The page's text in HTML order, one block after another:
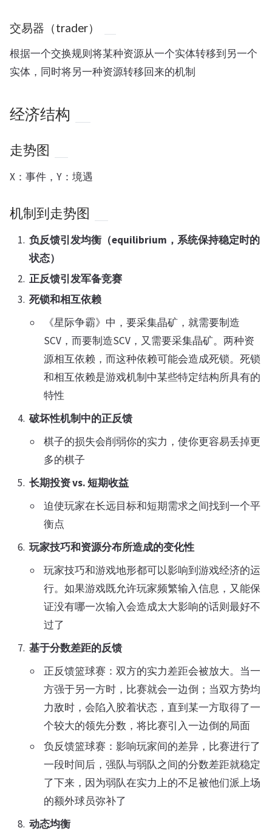
交易器（trader）
根据一个交换规则将某种资源从一个实体转移到另一个
实体，同时将另一种资源转移回来的机制
经济结构
走势图
X：事件，Y：境遇
机制到走势图
负反馈引发均衡（equilibrium，系统保持稳定时的
状态）
正反馈引发军备竞赛
死锁和相互依赖
《星际争霸》中，要采集晶矿，就需要制造
SCV，而要制造SCV，又需要采集晶矿。两种资
源相互依赖，而这种依赖可能会造成死锁。死锁
和相互依赖是游戏机制中某些特定结构所具有的
特性
破坏性机制中的正反馈
棋子的损失会削弱你的实力，使你更容易丢掉更
多的棋子
长期投资 vs. 短期收益
迫使玩家在长远目标和短期需求之间找到一个平
衡点
玩家技巧和资源分布所造成的变化性
玩家技巧和游戏地形都可以影响到游戏经济的运
行。如果游戏既允许玩家频繁输入信息，又能保
证没有哪一次输入会造成太大影响的话则最好不
过了
基于分数差距的反馈
正反馈篮球赛：双方的实力差距会被放大。当一
方强于另一方时，比赛就会一边倒；当双方势均
力敌时，会陷入胶着状态，直到某一方取得了一
个较大的领先分数，将比赛引入一边倒的局面
负反馈篮球赛：影响玩家间的差异，比赛进行了
一段时间后，强队与弱队之间的分数差距就稳定
了下来，因为弱队在实力上的不足被他们派上场
的额外球员弥补了
动态均衡